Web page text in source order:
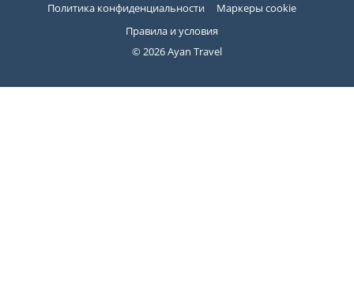
© 2026 Ayan Travel
Политика конфиденциальности
Маркеры cookie
Правила и условия